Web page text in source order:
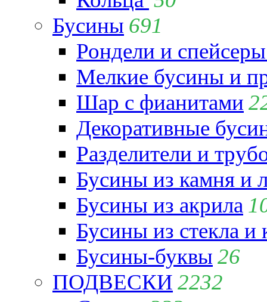
Бусины 691
Рондели и
Мелкие бусины и
Шар с фианитами
Декоративные
Разделители и
Бусины из камня и
Бусины из акрила
Бусины из стекла и
Бусины-буквы 26
ПОДВЕСКИ 2232